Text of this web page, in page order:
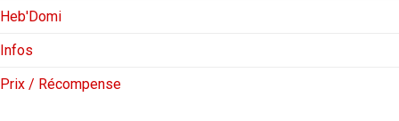
Heb'Domi
Infos
Prix / Récompense